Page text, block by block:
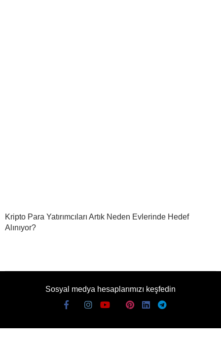
Kripto Para Yatırımcıları Artık Neden Evlerinde Hedef
Alınıyor?
Sosyal medya hesaplarımızı keşfedin